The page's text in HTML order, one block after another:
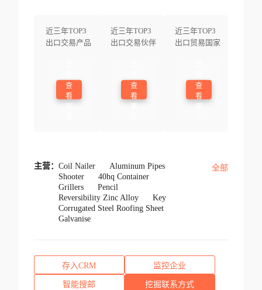
近三年TOP3
出口交易产品
查
看
近三年TOP3
出口交易伙伴
查
看
近三年TOP3
出口贸易国家
查
看
主营： Coil Nailer
Aluminum Pipes
Shooter
40hq Container
Grillers
Pencil
Reversibility Zinc Alloy
Key
Corrugated Steel Roofing Sheet
Galvanise
全部
存入CRM 监控企业
智能搜邮 挖掘联系方式